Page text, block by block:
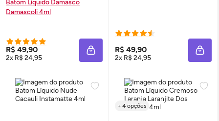
Batom Líquido Damasco
Damascoli 4ml
R$ 49,90
2x R$ 24,95 ADICIONAR À SACOLA
R$ 49,90
2x R$ 24,95
+ 4 opções